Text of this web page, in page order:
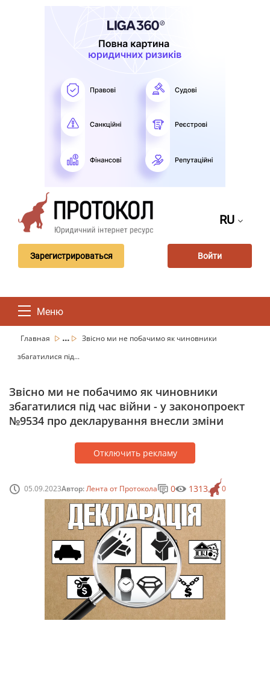
RU
Зарегистрироваться Войти
Меню
Главная ...
Звісно ми не побачимо як чиновники
збагатилися під...
Звісно ми не побачимо як чиновники
збагатилися під час війни - у законопроект
№9534 про декларування внесли зміни
Отключить рекламу
05.09.2023Автор:Лента от Протокола 0
0 1313